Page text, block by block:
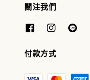
關注我們
付款方式